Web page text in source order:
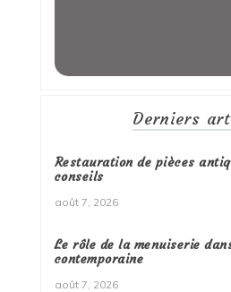
Derniers
Restauration de pièces
conseils
août 7, 2026
Le rôle de la menuiserie
contemporaine
août 7, 2026